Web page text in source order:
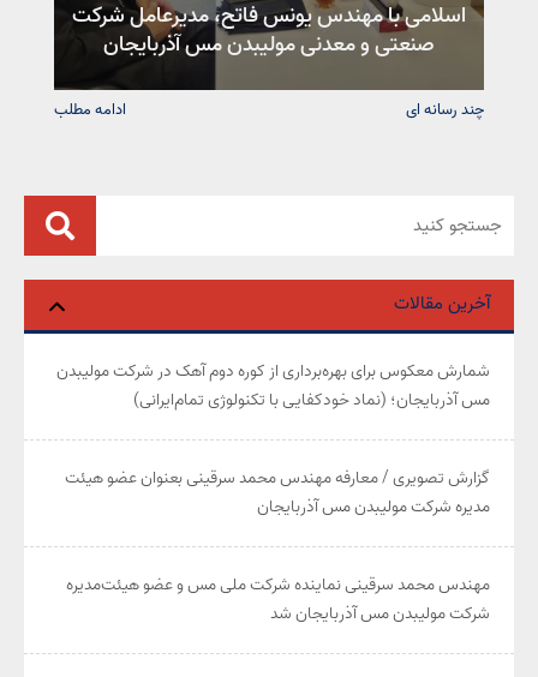
آخرین مقالات
شمارش معکوس برای بهره‌برداری از کوره دوم آهک در شرکت مولیبدن
مس آذربایجان؛ (نماد خودکفایی با تکنولوژی تمام‌ایرانی)
گزارش تصویری / معارفه مهندس محمد سرقینی بعنوان عضو هیئت‌
مدیره شرکت مولیبدن مس آذربایجان
مهندس محمد سرقینی نماینده شرکت ملی مس و عضو هیئت‌مدیره
شرکت مولیبدن مس آذربایجان شد
اسلامی با مهندس یونس فاتح، مدیرعامل شرکت
صنعتی و معدنی مولیبدن مس آذربایجان
چند رسانه ای ادامه مطلب